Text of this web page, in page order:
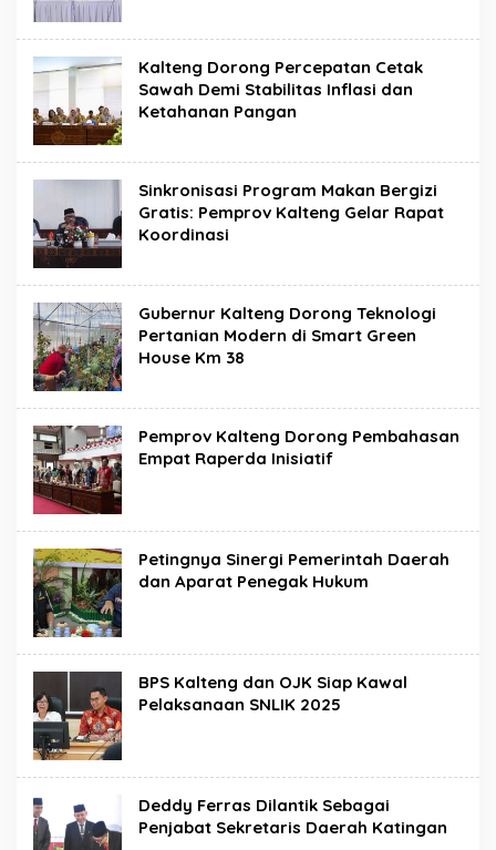
Kalteng Dorong Percepatan Cetak
Sawah Demi Stabilitas Inflasi dan
Ketahanan Pangan
Sinkronisasi Program Makan Bergizi
Gratis: Pemprov Kalteng Gelar Rapat
Koordinasi
Gubernur Kalteng Dorong Teknologi
Pertanian Modern di Smart Green
House Km 38
Pemprov Kalteng Dorong Pembahasan
Empat Raperda Inisiatif
Petingnya Sinergi Pemerintah Daerah
dan Aparat Penegak Hukum
BPS Kalteng dan OJK Siap Kawal
Pelaksanaan SNLIK 2025
Deddy Ferras Dilantik Sebagai
Penjabat Sekretaris Daerah Katingan